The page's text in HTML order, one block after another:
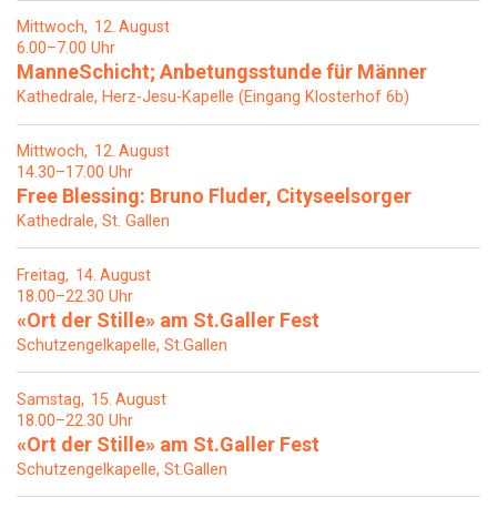
Mittwoch 12 August
6.00–7.00 Uhr
ManneSchicht; Anbetungsstunde für Männer
Kathedrale, Herz-Jesu-Kapelle (Eingang Klosterhof 6b)
Mittwoch 12 August
14.30–17.00 Uhr
Free Blessing: Bruno Fluder, Cityseelsorger
Kathedrale, St. Gallen
Freitag 14 August
18.00–22.30 Uhr
«Ort der Stille» am St.Galler Fest
Schutzengelkapelle, St.Gallen
Samstag 15 August
18.00–22.30 Uhr
«Ort der Stille» am St.Galler Fest
Schutzengelkapelle, St.Gallen